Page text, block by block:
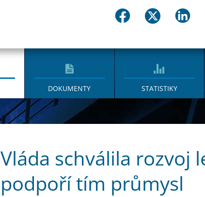
DOKUMENTY STATISTIKY
Vláda schválila rozvoj
podpoří tím průmysl